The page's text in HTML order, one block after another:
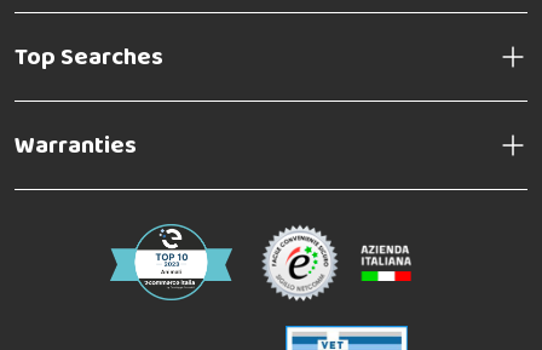
Top Searches
Warranties